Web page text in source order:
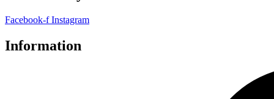
Facebook-f Instagram
Information